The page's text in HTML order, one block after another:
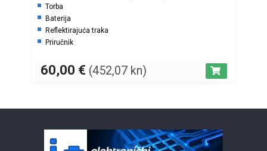
Torba
Baterija
Reflektirajuća traka
Priručnik
60,00 € (452,07 kn)